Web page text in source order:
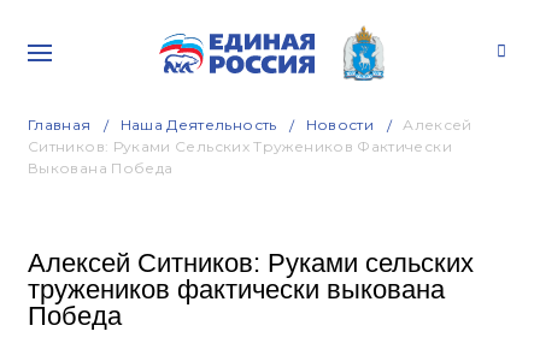
Главная Наша Деятельность Новости
Алексей
Ситников: Руками Сельских Тружеников Фактически
Выкована Победа
Алексей Ситников: Руками сельских
тружеников фактически выкована
Победа